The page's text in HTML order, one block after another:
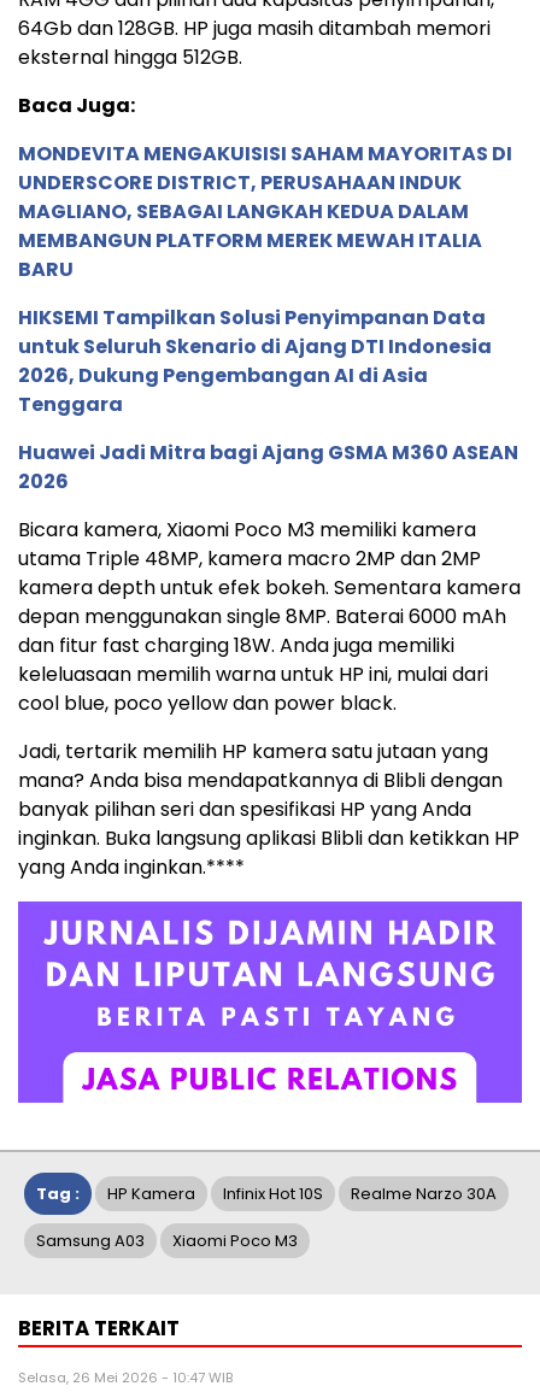
64Gb dan 128GB. HP juga masih ditambah memori
eksternal hingga 512GB.
Baca Juga:
MONDEVITA MENGAKUISISI SAHAM MAYORITAS DI
UNDERSCORE DISTRICT, PERUSAHAAN INDUK
MAGLIANO, SEBAGAI LANGKAH KEDUA DALAM
MEMBANGUN PLATFORM MEREK MEWAH ITALIA
BARU
HIKSEMI Tampilkan Solusi Penyimpanan Data
untuk Seluruh Skenario di Ajang DTI Indonesia
2026, Dukung Pengembangan AI di Asia
Tenggara
Huawei Jadi Mitra bagi Ajang GSMA M360 ASEAN
2026
Bicara kamera, Xiaomi Poco M3 memiliki kamera
utama Triple 48MP, kamera macro 2MP dan 2MP
kamera depth untuk efek bokeh. Sementara kamera
depan menggunakan single 8MP. Baterai 6000 mAh
dan fitur fast charging 18W. Anda juga memiliki
keleluasaan memilih warna untuk HP ini, mulai dari
cool blue, poco yellow dan power black.
Jadi, tertarik memilih HP kamera satu jutaan yang
mana? Anda bisa mendapatkannya di Blibli dengan
banyak pilihan seri dan spesifikasi HP yang Anda
inginkan. Buka langsung aplikasi Blibli dan ketikkan HP
yang Anda inginkan.****
Tag : HP Kamera Infinix Hot 10S Realme Narzo 30A
Samsung A03 Xiaomi Poco M3
BERITA TERKAIT
Selasa, 26 Mei 2026 - 10:47 WIB